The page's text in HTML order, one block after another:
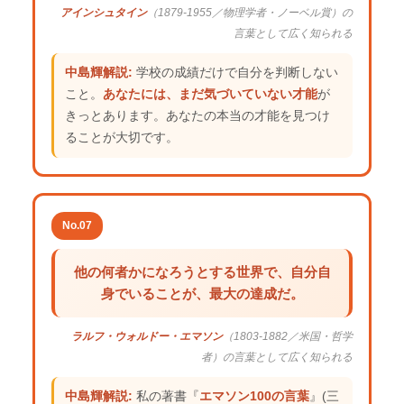
アインシュタイン（1879-1955／物理学者・ノーベル賞）の
言葉として広く知られる
中島輝解説: 学校の成績だけで自分を判断しない
こと。 あなたには、まだ気づいていない才能が
きっとあります。あなたの本当の才能を見つけ
ることが大切です。
No.07
他の何者かになろうとする世界で、自分自
身でいることが、最大の達成だ。
ラルフ・ウォルドー・エマソン（1803-1882／米国・哲学
者）の言葉として広く知られる
中島輝解説: 私の著書『エマソン100の言葉 』(三